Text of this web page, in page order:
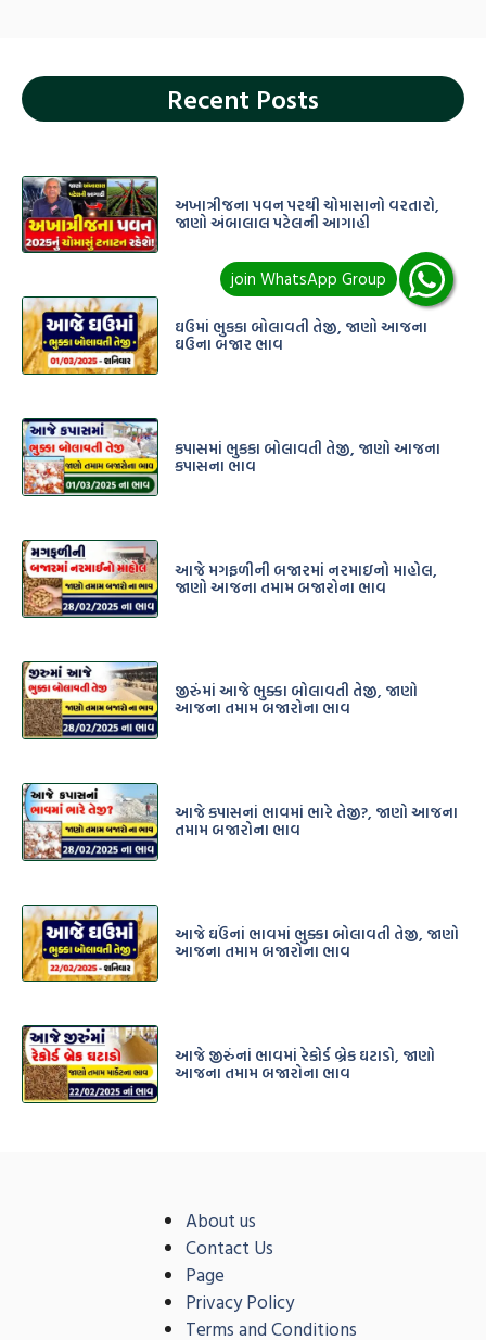
Recent Posts
અખાત્રીજના પવન પરથી ચોમાસાનો વરતારો,
જાણો અંબાલાલ પટેલની આગાહી
ઘઉમાં ભુકકા બોલાવતી તેજી, જાણો આજના
ઘઉના બજાર ભાવ
કપાસમાં ભુકકા બોલાવતી તેજી, જાણો આજના
કપાસના ભાવ
આજે મગફળીની બજારમાં નરમાઇનો માહોલ,
જાણો આજના તમામ બજારોના ભાવ
જીરુંંમાં આજે ભુક્કા બોલાવતી તેજી, જાણો
આજના તમામ બજારોના ભાવ
આજે કપાસનાં ભાવમાં ભારે તેજી?, જાણો આજના
તમામ બજારોના ભાવ
આજે ઘઉંનાં ભાવમાં ભુક્કા બોલાવતી તેજી, જાણો
આજના તમામ બજારોના ભાવ
આજે જીરુંનાં ભાવમાં રેકોર્ડ બ્રેક ઘટાડો, જાણો
આજના તમામ બજારોના ભાવ
About us
Contact Us
Page
Privacy Policy
Terms and Conditions